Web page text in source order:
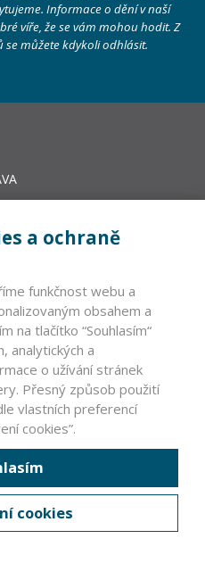
Informace o dění v naší
víře, že se vám mohou hodit. Z
můžete kdykoli odhlásit.
19552.
ČR a SR
a ochraně
funkčnost webu a
obsahem a
na tlačítko “Souhlasím“
analytických a
o užívání stránek
Přesný způsob použití
vlastních preferencí
cookies”.
cookies